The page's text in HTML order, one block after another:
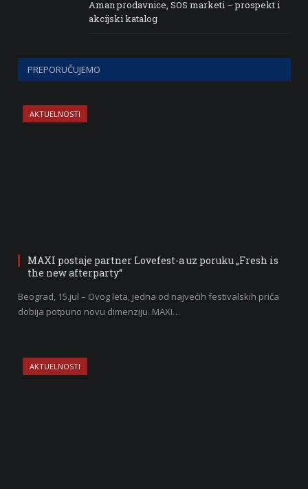
Aman prodavnice, SOS marketi – prospekt i
akcijski katalog
PREPORUČUJEMO
AKTUELNOSTI
MAXI postaje partner Lovefest-a uz poruku „Fresh is
the new afterparty“
Beograd, 15.jul – Ovog leta, jedna od najvećih festivalskih priča
dobija potpuno novu dimenziju. MAXI…
AKTUELNOSTI